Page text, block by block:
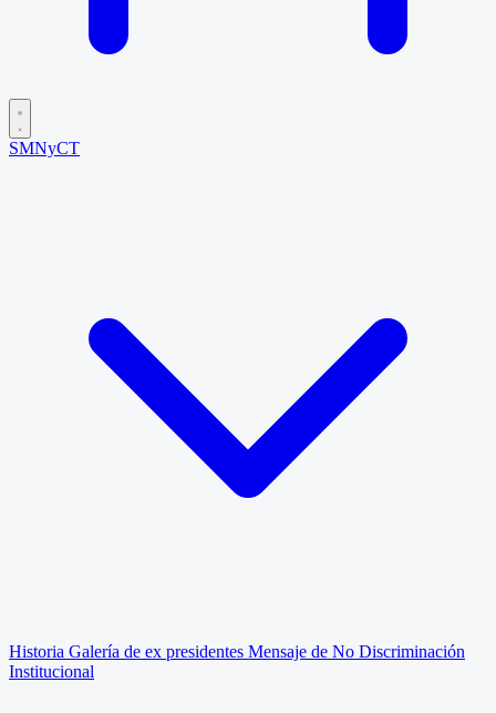
SMNyCT
Historia Galería de ex presidentes Mensaje de No Discriminación
Institucional